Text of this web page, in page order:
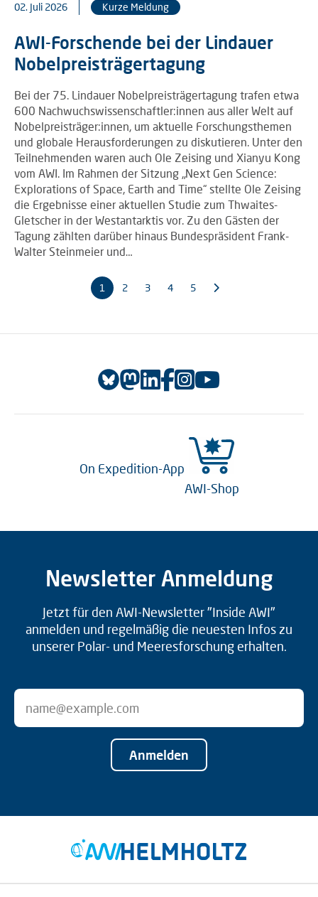
02. Juli 2026 Kurze Meldung
AWI-Forschende bei der Lindauer
Nobelpreisträgertagung
Bei der 75. Lindauer Nobelpreisträgertagung trafen etwa
600 Nachwuchswissenschaftler:innen aus aller Welt auf
Nobelpreisträger:innen, um aktuelle Forschungsthemen
und globale Herausforderungen zu diskutieren. Unter den
Teilnehmenden waren auch Ole Zeising und Xianyu Kong
vom AWI. Im Rahmen der Sitzung „Next Gen Science:
Explorations of Space, Earth and Time“ stellte Ole Zeising
die Ergebnisse einer aktuellen Studie zum Thwaites-
Gletscher in der Westantarktis vor. Zu den Gästen der
Tagung zählten darüber hinaus Bundespräsident Frank-
Walter Steinmeier und…
1 2 3 4 5
On Expedition-App
AWI-Shop
Newsletter Anmeldung
Jetzt für den AWI-Newsletter "Inside AWI"
anmelden und regelmäßig die neuesten Infos zu
unserer Polar- und Meeresforschung erhalten.
Anmelden